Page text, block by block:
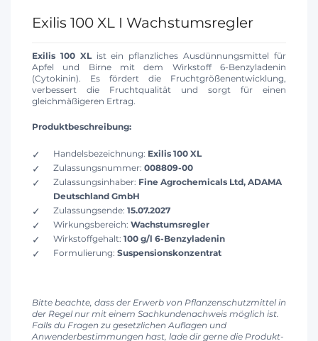
Exilis 100 XL I Wachstumsregler
Exilis 100 XList ein pflanzliches Ausdünnungsmittel für
Apfel und Birne mit dem Wirkstoff 6-Benzyladenin
(Cytokinin). Es fördert die Fruchtgrößenentwicklung,
verbessert die Fruchtqualität und sorgt für einen
gleichmäßigeren Ertrag.
Produktbeschreibung:
Handelsbezeichnung: Exilis 100 XL
Zulassungsnummer: 008809-00
Zulassungsinhaber: Fine Agrochemicals Ltd, ADAMA
Deutschland GmbH
Zulassungsende: 15.07.2027
Wirkungsbereich: Wachstumsregler
Wirkstoffgehalt: 100 g/l 6-Benzyladenin
Formulierung: Suspensionskonzentrat
Bitte beachte, dass der Erwerb von Pflanzenschutzmittel in
der Regel nur mit einem Sachkundenachweis möglich ist.
Falls du Fragen zu gesetzlichen Auflagen und
Anwenderbestimmungen hast, lade dir gerne die Produkt-